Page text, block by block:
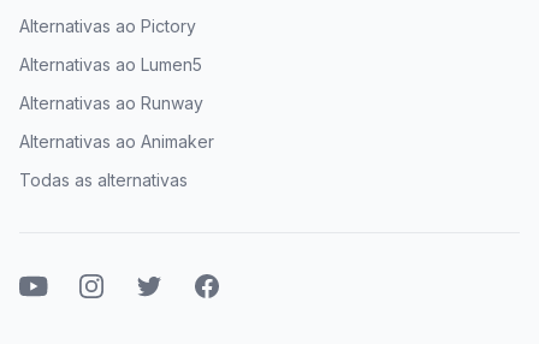
Alternativas ao Pictory
Alternativas ao Lumen5
Alternativas ao Runway
Alternativas ao Animaker
Todas as alternativas
YoutubeInstagramTwitterFacebook